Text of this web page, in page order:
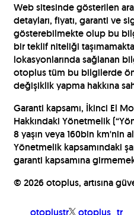
Web sitesinde gösterilen
detayları, fiyatı, garanti ve
gösterebilmekte olup bu
bir teklif niteliği
lokasyonlarında sağlanan
otoplus tüm bu bilgilerde
değişiklik yapma hakkına
Garanti kapsamı, İkinci El
Hakkındaki Yönetmelik
8 yaşın veya 160bin km'nin
Yönetmelik kapsamındaki
garanti kapsamına
© 2026 otoplus, artısına
otoplustr otoplus_tr